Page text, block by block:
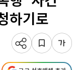
하기로